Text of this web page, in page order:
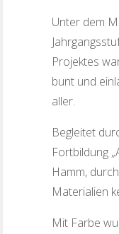
Unter dem
Projektes
bunt und
aller.
Begleitet
Fortbildung
Hamm,
Materialien
Mit Farbe